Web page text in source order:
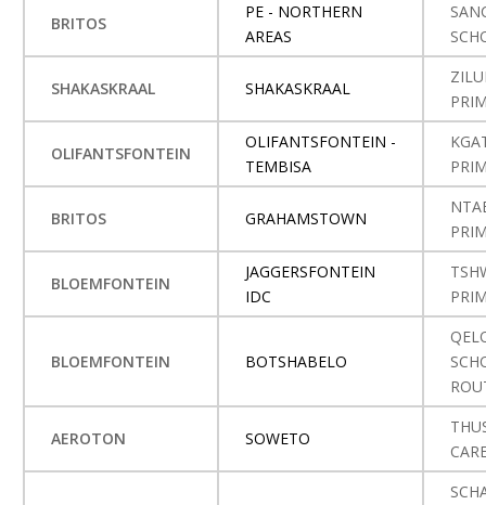
BRITOS
PE - NORTHERN
AREAS
SHAKASKRAAL SHAKASKRAAL
OLIFANTSFONTEIN
OLIFANTSFONTEIN -
TEMBISA
BRITOS GRAHAMSTOWN
BLOEMFONTEIN
JAGGERSFONTEIN
IDC
BLOEMFONTEIN BOTSHABELO
AEROTON SOWETO